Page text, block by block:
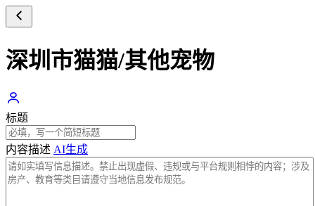
深圳市猫猫/其他宠物
标题
内容描述 AI生成